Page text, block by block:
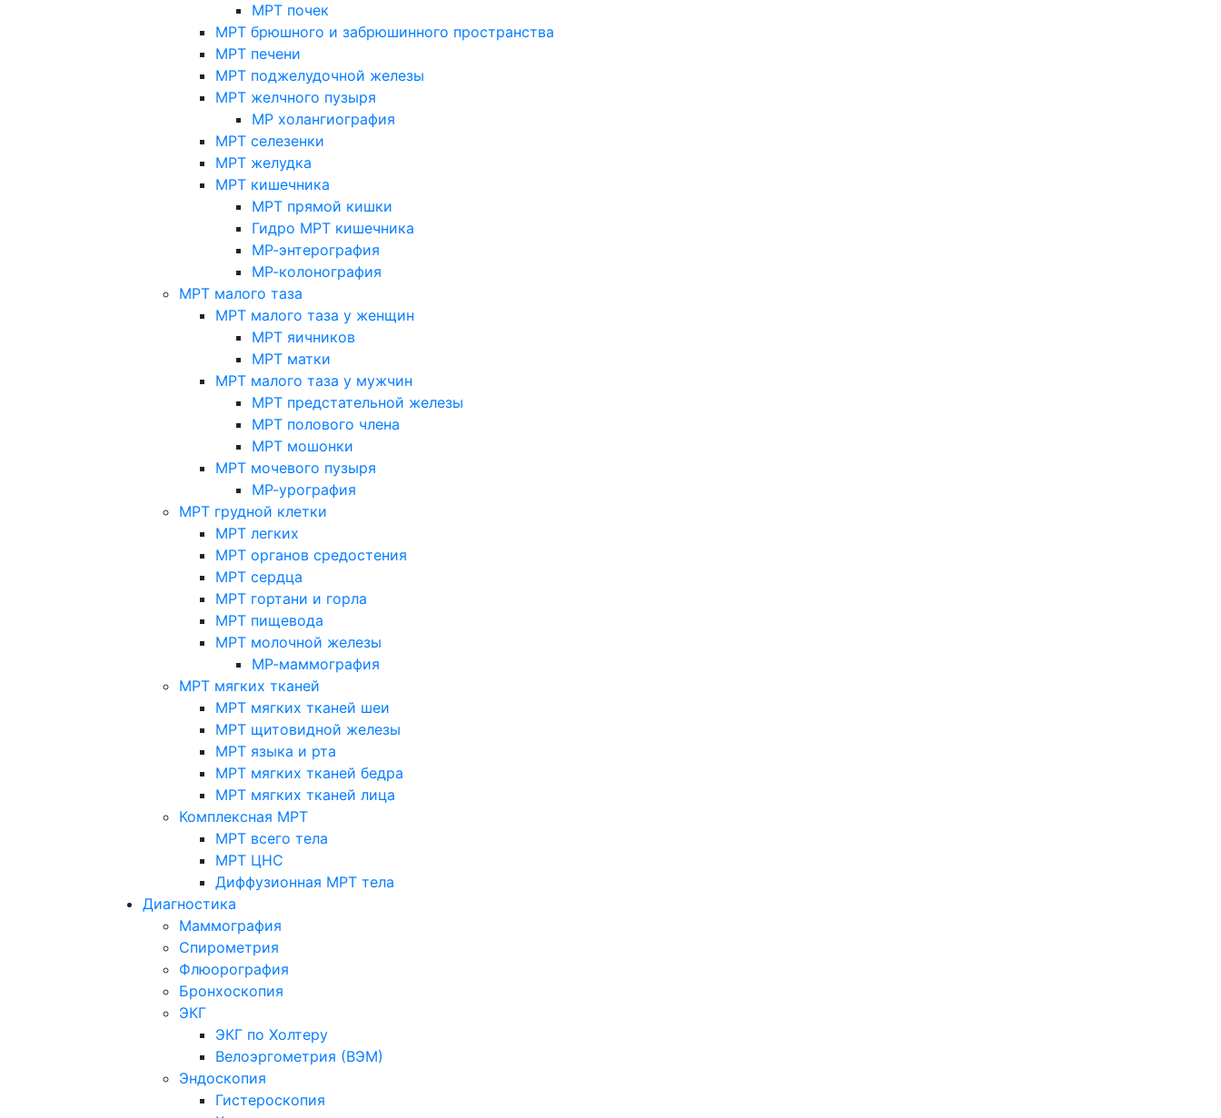
МРТ почек
МРТ брюшного и забрюшинного пространства
МРТ печени
МРТ поджелудочной железы
МРТ желчного пузыря
МР холангиография
МРТ селезенки
МРТ желудка
МРТ кишечника
МРТ прямой кишки
Гидро МРТ кишечника
МР-энтерография
МР-колонография
МРТ малого таза
МРТ малого таза у женщин
МРТ яичников
МРТ матки
МРТ малого таза у мужчин
МРТ предстательной железы
МРТ полового члена
МРТ мошонки
МРТ мочевого пузыря
МР-урография
МРТ грудной клетки
МРТ легких
МРТ органов средостения
МРТ сердца
МРТ гортани и горла
МРТ пищевода
МРТ молочной железы
МР-маммография
МРТ мягких тканей
МРТ мягких тканей шеи
МРТ щитовидной железы
МРТ языка и рта
МРТ мягких тканей бедра
МРТ мягких тканей лица
Комплексная МРТ
МРТ всего тела
МРТ ЦНС
Диффузионная МРТ тела
Диагностика
Маммография
Спирометрия
Флюорография
Бронхоскопия
ЭКГ
ЭКГ по Холтеру
Велоэргометрия (ВЭМ)
Эндоскопия
Гистероскопия